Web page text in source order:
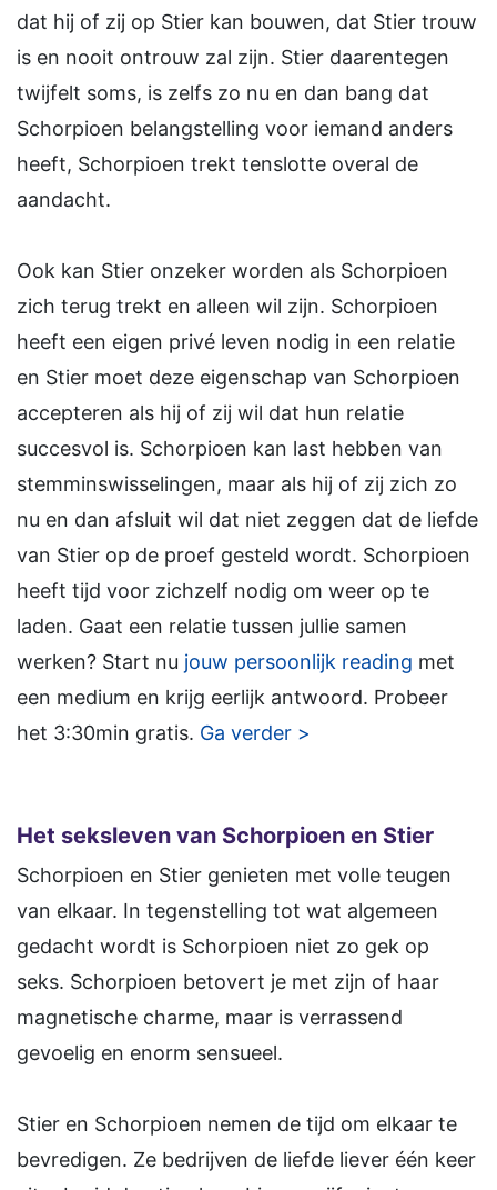
dat hij of zij op Stier kan bouwen, dat Stier trouw
is en nooit ontrouw zal zijn. Stier daarentegen
twijfelt soms, is zelfs zo nu en dan bang dat
Schorpioen belangstelling voor iemand anders
heeft, Schorpioen trekt tenslotte overal de
aandacht.
Ook kan Stier onzeker worden als Schorpioen
zich terug trekt en alleen wil zijn. Schorpioen
heeft een eigen privé leven nodig in een relatie
en Stier moet deze eigenschap van Schorpioen
accepteren als hij of zij wil dat hun relatie
succesvol is. Schorpioen kan last hebben van
stemminswisselingen, maar als hij of zij zich zo
nu en dan afsluit wil dat niet zeggen dat de liefde
van Stier op de proef gesteld wordt. Schorpioen
heeft tijd voor zichzelf nodig om weer op te
laden. Gaat een relatie tussen jullie samen
werken? Start nu jouw persoonlijk reading met
een medium en krijg eerlijk antwoord. Probeer
het 3:30min gratis. Ga verder >
Het seksleven van Schorpioen en Stier
Schorpioen en Stier genieten met volle teugen
van elkaar. In tegenstelling tot wat algemeen
gedacht wordt is Schorpioen niet zo gek op
seks. Schorpioen betovert je met zijn of haar
magnetische charme, maar is verrassend
gevoelig en enorm sensueel.
Stier en Schorpioen nemen de tijd om elkaar te
bevredigen. Ze bedrijven de liefde liever één keer